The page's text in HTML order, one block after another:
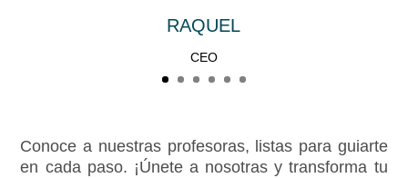
RAQUEL
CEO
Conoce a nuestras profesoras, listas para guiarte
en cada paso. ¡Únete a nosotras y transforma tu